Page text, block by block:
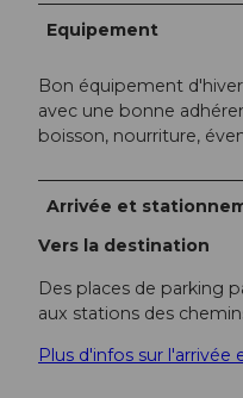
Equipement
Bon équipement
avec une bonne
boisson, nourriture,
Arrivée et
Vers la destination
Des places de parking
aux stations des
Plus d'infos sur